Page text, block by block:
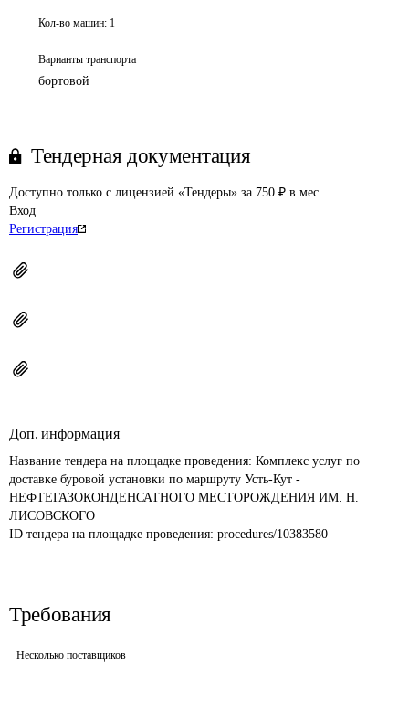
Кол-во машин: 1
Варианты транспорта
бортовой
Тендерная документация
Доступно только с лицензией «Тендеры» за 750 ₽ в мес
Вход
Регистрация
Доп. информация
Название тендера на площадке проведения: Комплекс услуг по
доставке буровой установки по маршруту Усть-Кут -
НЕФТЕГАЗОКОНДЕНСАТНОГО МЕСТОРОЖДЕНИЯ ИМ. Н.
ЛИСОВСКОГО
ID тендера на площадке проведения: procedures/10383580
Требования
Несколько поставщиков